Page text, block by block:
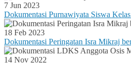
7 Jun 2023
Dokumentasi Purnawiyata Siswa
18 Feb 2023
Dokumentasi Peringatan Isra Mikraj
14 Nov 2022